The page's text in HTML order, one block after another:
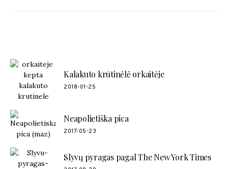
Kalakuto krūtinėlė orkaitėje
2018-01-25
Neapolietiška pica
2017-05-23
Slyvų pyragas pagal The New York Times